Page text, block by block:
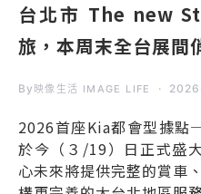
台北市 The new
旅，本周末全台展間
By 映像生活 IMAGE LIFE
2026首座Kia都會型據
於今（３/19）日正式盛
心未來將提供完整的賞車